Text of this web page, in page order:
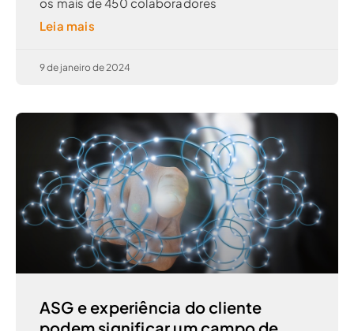
Leia mais
9 de janeiro de 2024
ASG e experiência do cliente